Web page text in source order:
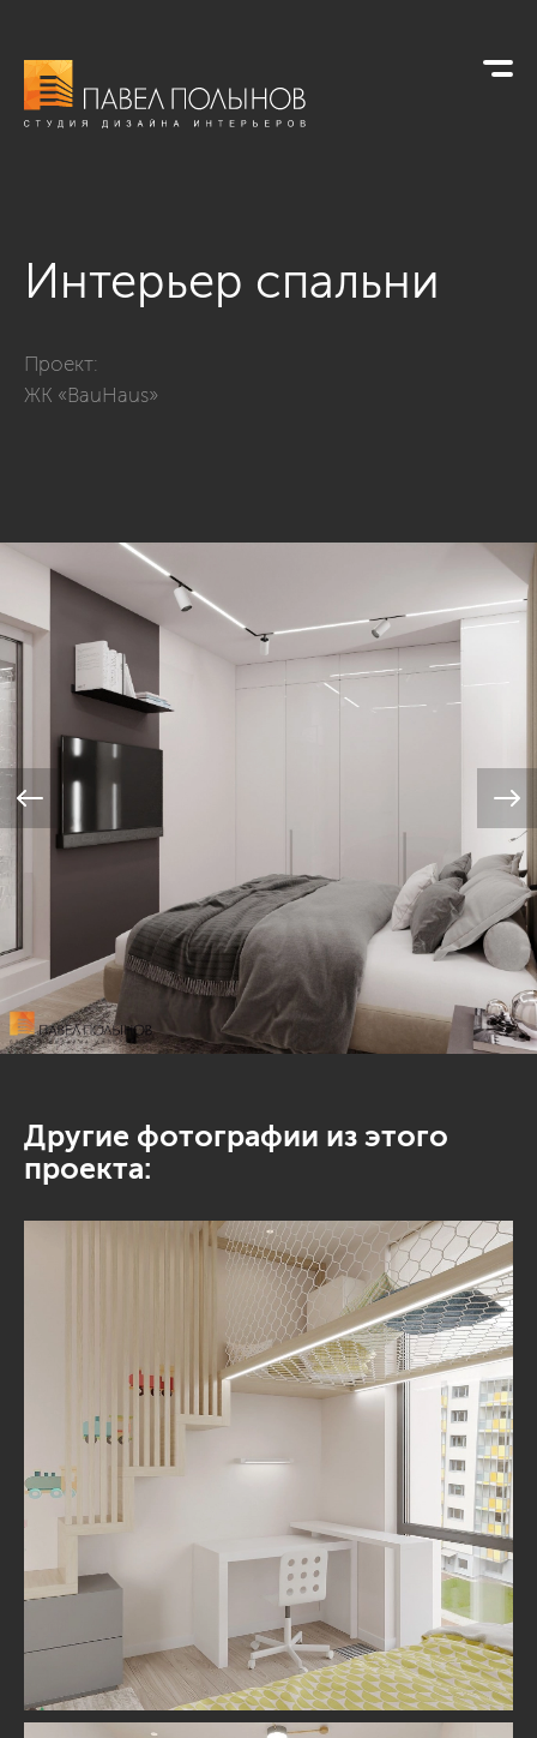
Интерьер спальни
Проект:
ЖК «BauHaus»
Другие фотографии из этого
проекта: